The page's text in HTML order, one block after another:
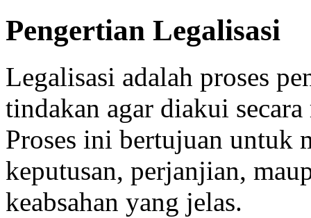
Pengertian Legalisasi
Legalisasi adalah proses
tindakan agar diakui
Proses ini bertujuan untuk
keputusan, perjanjian,
keabsahan yang jelas.